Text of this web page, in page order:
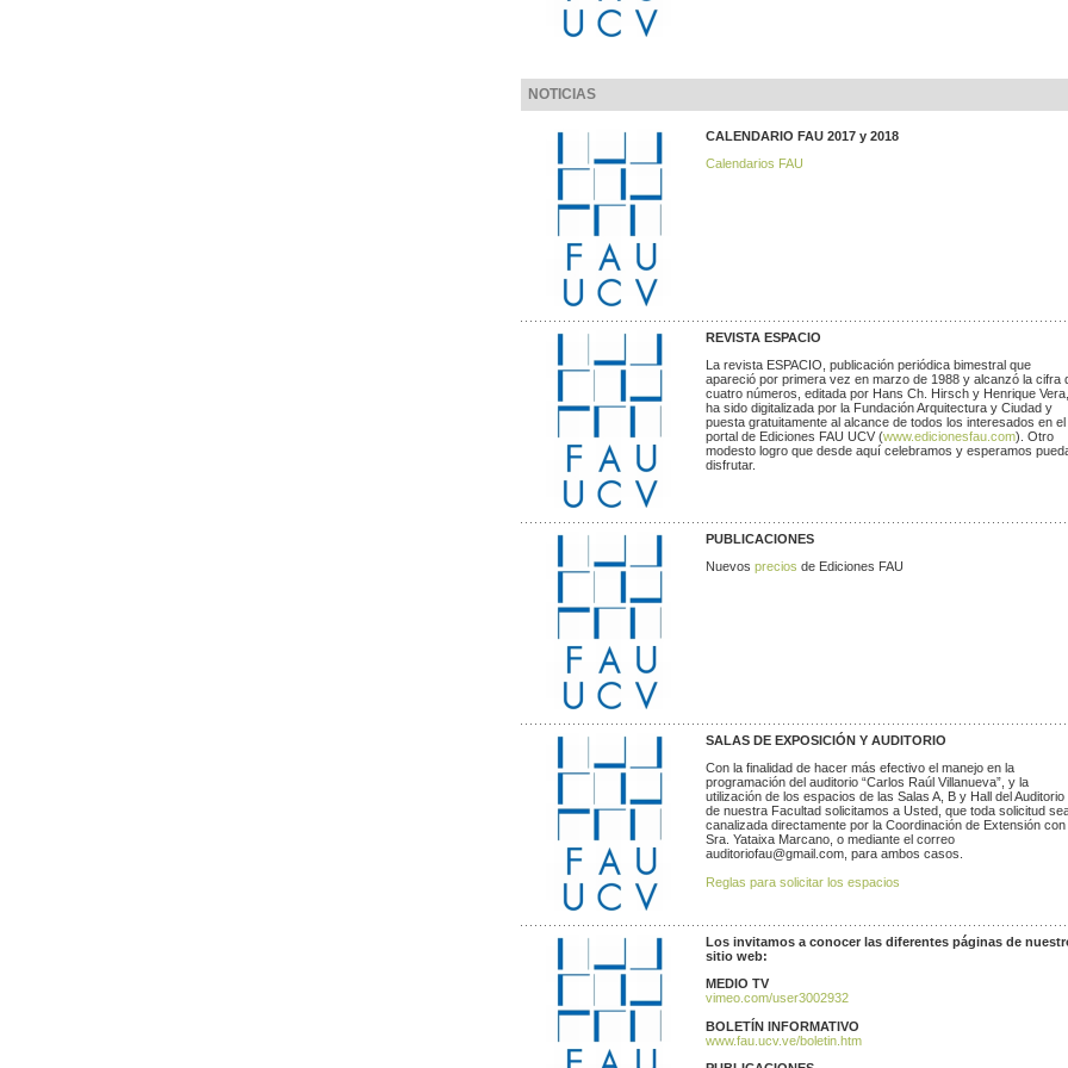
NOTICIAS
CALENDARIO FAU 2017 y 2018
Calendarios FAU
REVISTA ESPACIO
La revista ESPACIO, publicación periódica bimestral que
apareció por primera vez en marzo de 1988 y alcanzó la cifra
cuatro números, editada por Hans Ch. Hirsch y Henrique Vera,
ha sido digitalizada por la Fundación Arquitectura y Ciudad y
puesta gratuitamente al alcance de todos los interesados en el
portal de Ediciones FAU UCV (www.edicionesfau.com). Otro
modesto logro que desde aquí celebramos y esperamos
disfrutar.
PUBLICACIONES
Nuevos precios de Ediciones FAU
SALAS DE EXPOSICIÓN Y AUDITORIO
Con la finalidad de hacer más efectivo el manejo en la
programación del auditorio “Carlos Raúl Villanueva”, y la
utilización de los espacios de las Salas A, B y Hall del Auditorio
de nuestra Facultad solicitamos a Usted, que toda solicitud
canalizada directamente por la Coordinación de Extensión con
Sra. Yataixa Marcano, o mediante el correo
auditoriofau@gmail.com, para ambos casos.
Reglas para solicitar los espacios
Los invitamos a conocer las diferentes páginas de
sitio web:
MEDIO TV
vimeo.com/user3002932
BOLETÍN INFORMATIVO
www.fau.ucv.ve/boletin.htm